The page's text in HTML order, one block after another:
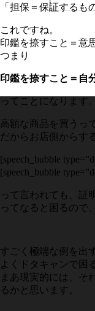
「担保＝保証するも
これですね。
印鑑を捺すこと＝意
つまり
印鑑を捺すこと＝自
ってことになります。
高額な商品を買うっ
だからお店側からす
[speech_bubble
[speech_bubble
って言われても、証
ってなると困るので
すごく極端な例を出
よくドタキャンで困
まあ現実的には、そ
るかと思います。